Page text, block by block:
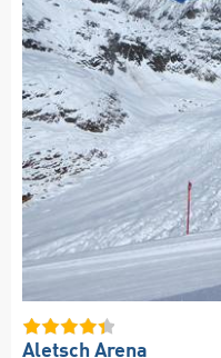
Aletsch Arena